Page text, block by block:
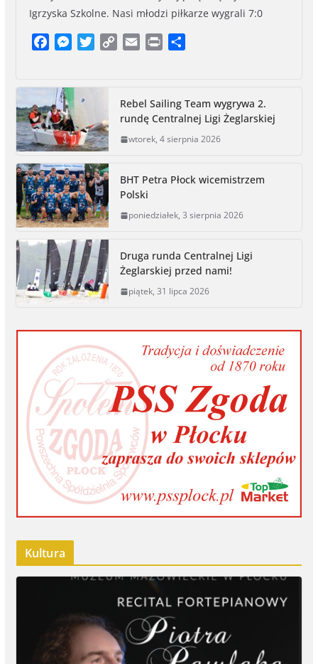
Igrzyska Szkolne. Nasi młodzi piłkarze wygrali 7:0
b
o
o
k
M
e
n
g
e
r
e
r
L
n
l
t
e
Rebel Sailing Team wygrywa 2.
rundę Centralnej Ligi Żeglarskiej
wtorek, 4 sierpnia 2026
BHT Petra Płock wicemistrzem
Polski
poniedziałek, 3 sierpnia 2026
Druga runda Centralnej Ligi
Żeglarskiej przed nami!
piątek, 31 lipca 2026
Kultura